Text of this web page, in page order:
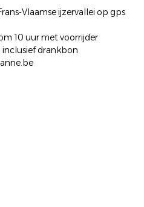
Vlaamse ijzervallei op gps
10 uur met voorrijder
inclusief drankbon